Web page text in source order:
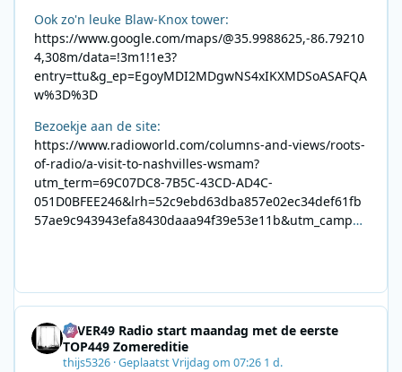
Ook zo'n leuke Blaw-Knox tower:
https://www.google.com/maps/@35.9988625,-86.79210
4,308m/data=!3m1!1e3?
entry=ttu&g_ep=EgoyMDI2MDgwNS4xIKXMDSoASAFQA
w%3D%3D
Bezoekje aan de site:
https://www.radioworld.com/columns-and-views/roots-
of-radio/a-visit-to-nashvilles-wsmam?
utm_term=69C07DC8-7B5C-43CD-AD4C-
051D0BFEE246&lrh=52c9ebd63dba857e02ec34def61fb
57ae9c943943efa8430daaa94f39e53e11b&utm_campai
8F09201A140D&utm_source=SmartBrief
4EVER49 Radio start maandag met de eerste
TOP449 Zomereditie
thijs5326 ·GeplaatstVrijdag om 07:26 1 d.